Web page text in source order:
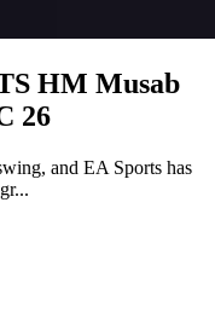
HM Musab
26
and EA Sports has